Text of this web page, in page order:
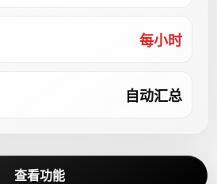
每小时
自动汇总
查看功能